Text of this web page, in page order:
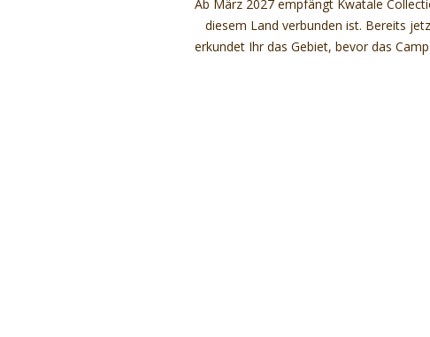
Ab März 2027 empfängt Kwatale
diesem Land verbunden ist. Bereits
erkundet Ihr das Gebiet, bevor das